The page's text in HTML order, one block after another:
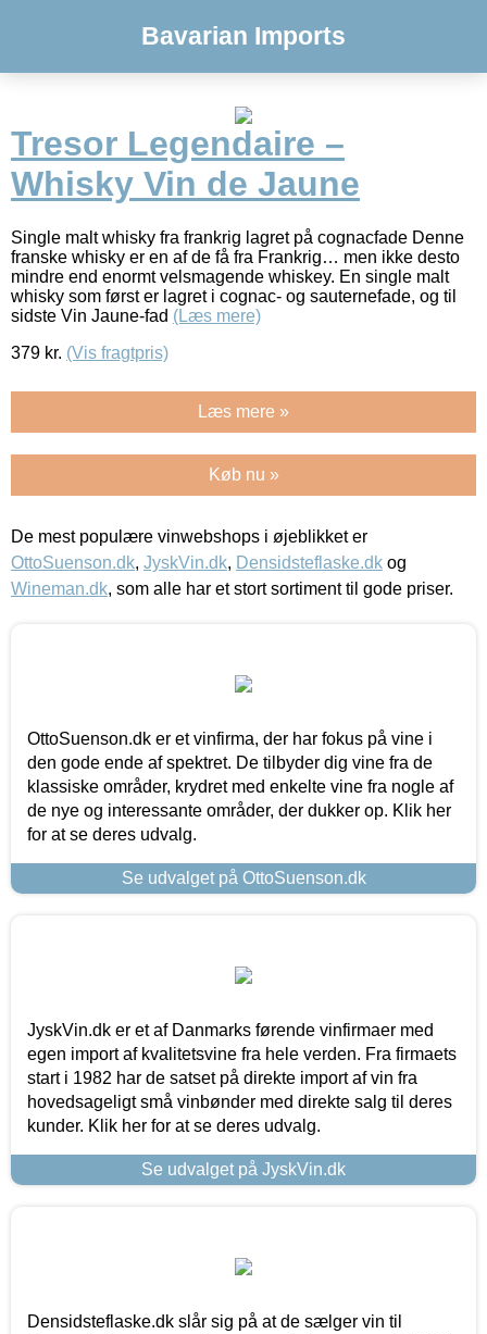
Bavarian Imports
Tresor Legendaire –
Whisky Vin de Jaune
Single malt whisky fra frankrig lagret på cognacfade Denne
franske whisky er en af de få fra Frankrig… men ikke desto
mindre end enormt velsmagende whiskey. En single malt
whisky som først er lagret i cognac- og sauternefade, og til
sidste Vin Jaune-fad (Læs mere)
379 kr. (Vis fragtpris)
Læs mere »
Køb nu »
De mest populære vinwebshops i øjeblikket er
OttoSuenson.dk, JyskVin.dk, Densidsteflaske.dk og
Wineman.dk, som alle har et stort sortiment til gode priser.
OttoSuenson.dk er et vinfirma, der har fokus på vine i
den gode ende af spektret. De tilbyder dig vine fra de
klassiske områder, krydret med enkelte vine fra nogle af
de nye og interessante områder, der dukker op. Klik her
for at se deres udvalg.
Se udvalget på OttoSuenson.dk
JyskVin.dk er et af Danmarks førende vinfirmaer med
egen import af kvalitetsvine fra hele verden. Fra firmaets
start i 1982 har de satset på direkte import af vin fra
hovedsageligt små vinbønder med direkte salg til deres
kunder. Klik her for at se deres udvalg.
Se udvalget på JyskVin.dk
Densidsteflaske.dk slår sig på at de sælger vin til